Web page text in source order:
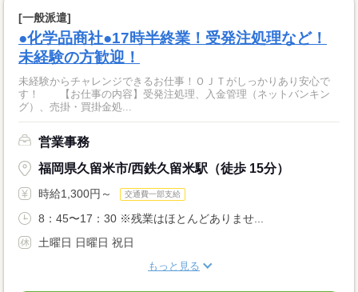
[一般派遣]
●化学品商社●17時半終業！受発注処理など！
未経験の方歓迎！
未経験からチャレンジできるお仕事！ＯＪＴがしっかりあり安心で
す！ 【お仕事の内容】受発注処理、入金管理（ネットバンキン
グ）、売掛・買掛金処...
営業事務
福岡県久留米市/西鉄久留米駅（徒歩 15分）
時給1,300円～ 交通費一部支給
8：45〜17：30 ※残業はほとんどありませ...
土曜日 日曜日 祝日
もっと見る